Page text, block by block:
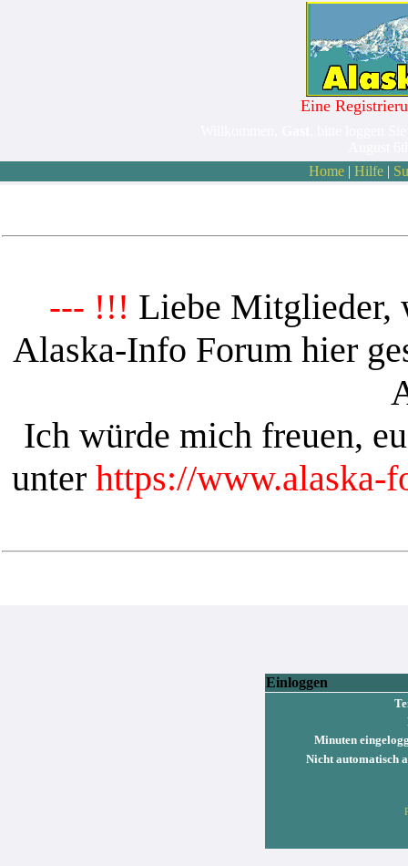
Eine
Home| Hilfe|
--- !!! Liebe Mitglieder,
Alaska-Info Forum hier
Ich würde mich freuen,
unter https://www.alaska-
Einloggen
Minuten
Nicht automatisch